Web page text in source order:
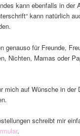
kann ebenfalls in der
kann natürlich
genauso für Freunde,
Nichten, Mamas oder
mich auf Wünsche in der
schreibt mir
.